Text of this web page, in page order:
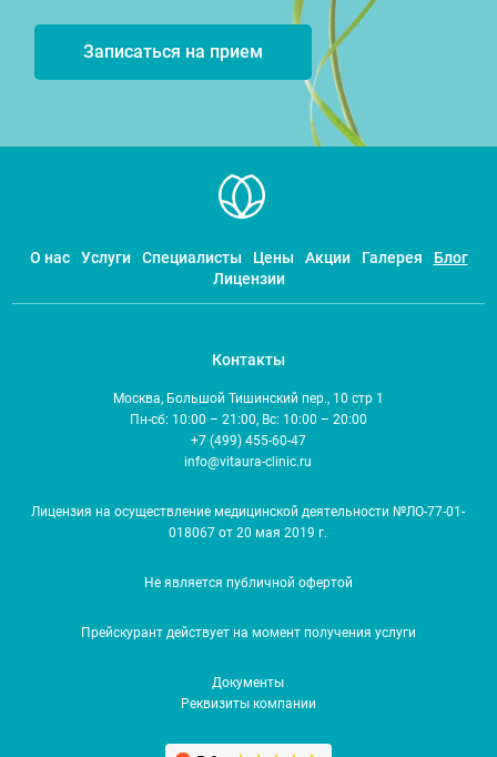
Записаться на прием
О нас Услуги Специалисты Цены Акции Галерея
Блог
Лицензии
Контакты
Москва, Большой Тишинский пер., 10 стр 1
Пн-сб: 10:00 – 21:00, Вс: 10:00 – 20:00
+7 (499) 455-60-47
info@vitaura-clinic.ru
Лицензия на осуществление медицинской деятельности №ЛО-77-01-
018067 от 20 мая 2019 г.
Не является публичной офертой
Прейскурант действует на момент получения услуги
Документы
Реквизиты компании